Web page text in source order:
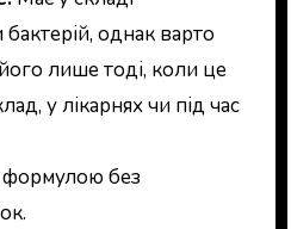
однак варто
лише тоді, коли це
у лікарнях чи під час
без